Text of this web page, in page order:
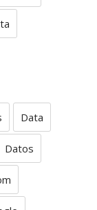
Data
Datos